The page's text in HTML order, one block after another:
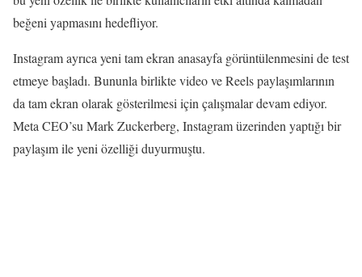
beğeni yapmasını hedefliyor.
Instagram ayrıca yeni tam ekran anasayfa görüntülenmesini de test
etmeye başladı. Bununla birlikte video ve Reels paylaşımlarının
da tam ekran olarak gösterilmesi için çalışmalar devam ediyor.
Meta CEO’su Mark Zuckerberg, Instagram üzerinden yaptığı bir
paylaşım ile yeni özelliği duyurmuştu.